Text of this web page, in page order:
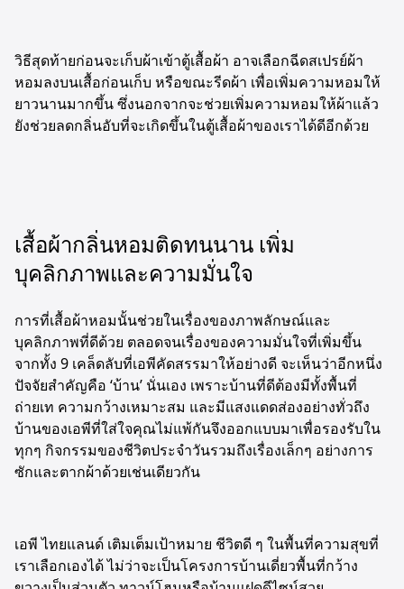
วิธีสุดท้ายก่อนจะเก็บผ้าเข้าตู้เสื้อผ้า อาจเลือกฉีดสเปรย์ผ้า
หอมลงบนเสื้อก่อนเก็บ หรือขณะรีดผ้า เพื่อเพิ่มความหอมให้
ยาวนานมากขึ้น ซึ่งนอกจากจะช่วยเพิ่มความหอมให้ผ้าแล้ว
ยังช่วยลดกลิ่นอับที่จะเกิดขึ้นในตู้เสื้อผ้าของเราได้ดีอีกด้วย
เสื้อผ้ากลิ่นหอมติดทนนาน เพิ่ม
บุคลิกภาพและความมั่นใจ
การที่เสื้อผ้าหอมนั้นช่วยในเรื่องของภาพลักษณ์และ
บุคลิกภาพที่ดีด้วย ตลอดจนเรื่องของความมั่นใจที่เพิ่มขึ้น
จากทั้ง 9 เคล็ดลับที่เอพีคัดสรรมาให้อย่างดี จะเห็นว่าอีกหนึ่ง
ปัจจัยสำคัญคือ ‘บ้าน’ นั่นเอง เพราะบ้านที่ดีต้องมีทั้งพื้นที่
ถ่ายเท ความกว้างเหมาะสม และมีแสงแดดส่องอย่างทั่วถึง
บ้านของเอพีที่ใส่ใจคุณไม่แพ้กันจึงออกแบบมาเพื่อรองรับใน
ทุกๆ กิจกรรมของชีวิตประจำวันรวมถึงเรื่องเล็กๆ อย่างการ
ซักและตากผ้าด้วยเช่นเดียวกัน
เอพี ไทยแลนด์ เติมเต็มเป้าหมาย ชีวิตดี ๆ ในพื้นที่ความสุขที่
เราเลือกเองได้ ไม่ว่าจะเป็นโครงการบ้านเดี่ยวพื้นที่กว้าง